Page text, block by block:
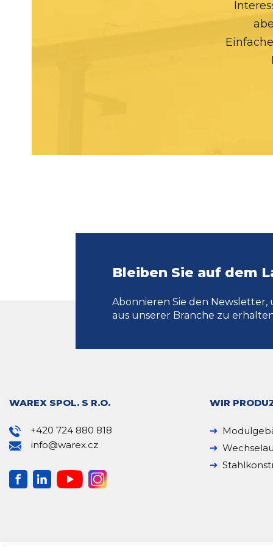
Bleiben Sie auf dem
Abonnieren Sie den Newsletter,
aus unserer Branche zu
WAREX SPOL. S R.O.
+420 724 880 818
info@warex.cz
WIR